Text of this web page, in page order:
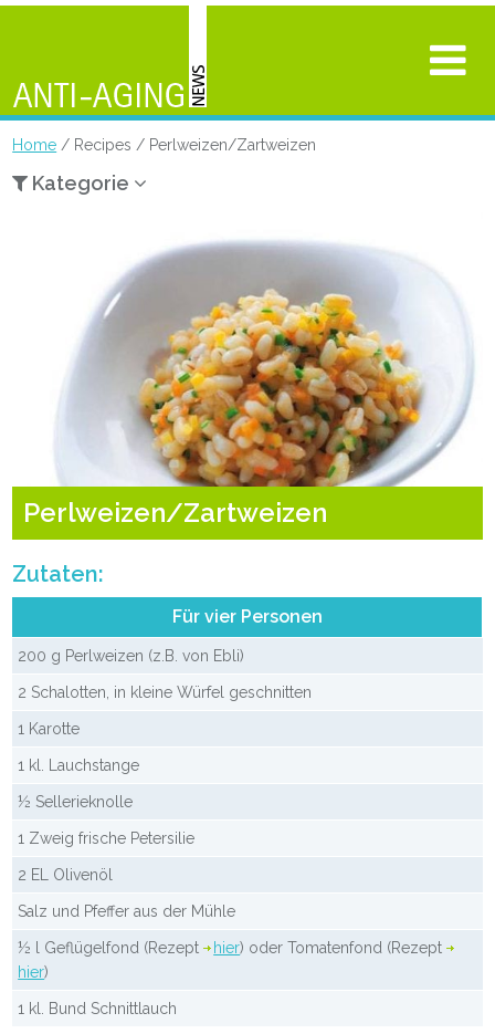
Home / Recipes / Perlweizen/Zartweizen
Kategorie
Perlweizen/Zartweizen
Zutaten:
Für vier Personen
200 g Perlweizen (z.B. von Ebli)
2 Schalotten, in kleine Würfel geschnitten
1 Karotte
1 kl. Lauchstange
½ Sellerieknolle
1 Zweig frische Petersilie
2 EL Olivenöl
Salz und Pfeffer aus der Mühle
½ l Geflügelfond (Rezept hier) oder Tomatenfond (Rezept
hier)
1 kl. Bund Schnittlauch